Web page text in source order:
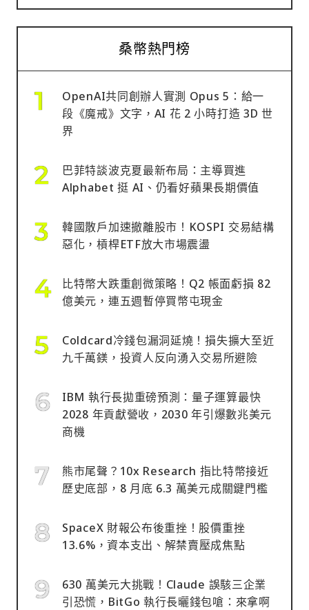
桑幣熱門榜
OpenAI共同創辦人實測 Opus 5：給一
段《魔戒》文字，AI 花 2 小時打造 3D 世
界
巴菲特談波克夏最新布局：主導買進
Alphabet 挺 AI、仍看好蘋果長期價值
韓國散戶加速撤離股市！KOSPI 交易結構
惡化，槓桿ETF放大市場震盪
比特幣大跌重創微策略！Q2 帳面虧損 82
億美元，連五週暫停買幣屯現金
Coldcard冷錢包漏洞延燒！損失擴大至近
九千萬鎂，投資人反向湧入交易所避險
IBM 執行長拋重磅預測：量子運算最快
2028 年貢獻營收，2030 年引爆數兆美元
商機
熊市尾聲？10x Research 指比特幣接近
歷史底部，8 月底 6.3 萬美元成關鍵門檻
SpaceX 財報公布後重挫！股價重挫
13.6%，資本支出、解禁賣壓成焦點
630 萬美元大挑戰！Claude 誤駭三企業
引恐慌，BitGo 執行長曬錢包嗆：來拿啊